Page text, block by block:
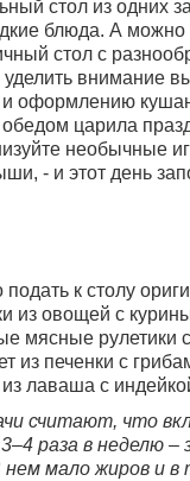
стол из одних
блюда. А можно
стол с
уделить внимание
и оформлению
царила
необычные
- и этот день
к столу
из овощей с
мясные рулетики
из печенки с
лаваша с
считают, что
раза в неделю –
нем мало жиров и в